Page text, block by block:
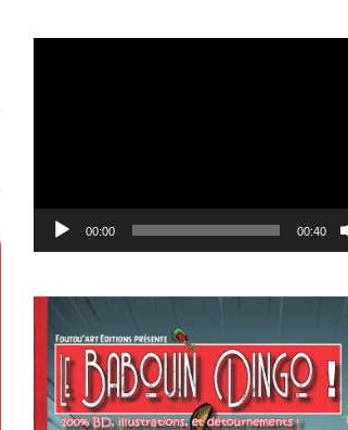
00:00 00:40